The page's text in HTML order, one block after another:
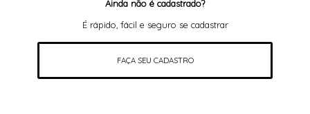
Ainda não é cadastrado?
É rápido, fácil e seguro se cadastrar
FAÇA SEU CADASTRO